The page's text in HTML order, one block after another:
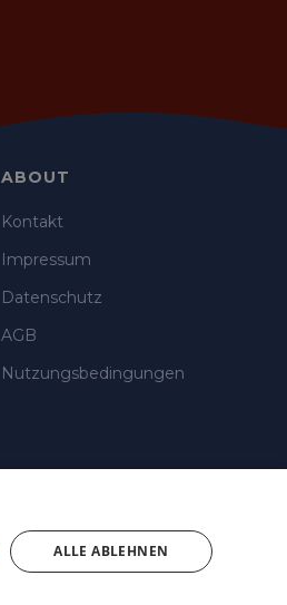
ABOUT
Kontakt
Impressum
Datenschutz
AGB
Nutzungsbedingungen
ALLE ABLEHNEN